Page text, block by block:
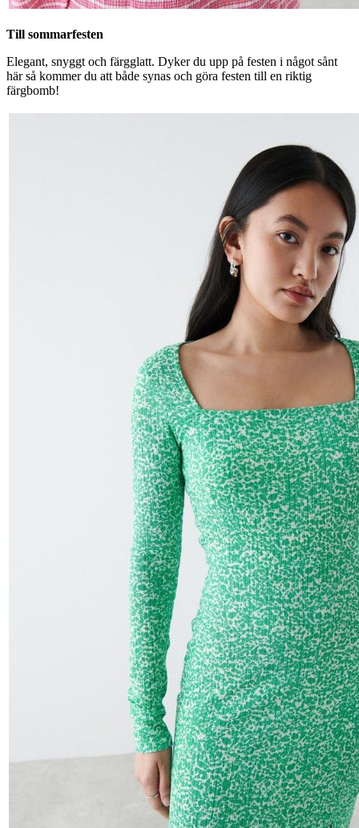
Till sommarfesten
Elegant, snyggt och färgglatt. Dyker du upp på festen i något sånt
här så kommer du att både synas och göra festen till en riktig
färgbomb!